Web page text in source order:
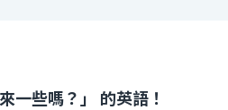
一些嗎？」 的英語！